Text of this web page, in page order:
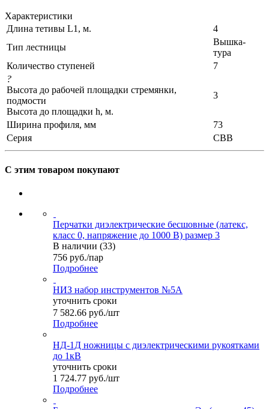
Характеристики
Длина тетивы L1, м.
4
Тип лестницы
Вышка-
тура
Количество ступеней
7
?
Высота до рабочей площадки стремянки,
подмости
Высота до площадки h, м.
3
Ширина профиля, мм
73
Серия
СВВ
С этим товаром покупают
Перчатки диэлектрические бесшовные (латекс,
класс 0, напряжение до 1000 В) размер 3
В наличии (33)
756 руб./пар
Подробнее
НИЗ набор инструментов №5А
уточнить сроки
7 582.66 руб./шт
Подробнее
НД-1Д ножницы с диэлектрическими рукоятками
до 1кВ
уточнить сроки
1 724.77 руб./шт
Подробнее